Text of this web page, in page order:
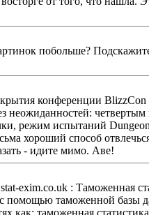
неожиданностей:
режим испытаний
ереси. Что думаете, товарищи? зы. не срите в топиках, мол спам или харош задрачивать. Нечего сказать - идите мимо. Аве!
помощью таможенной базы